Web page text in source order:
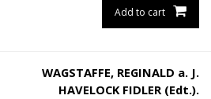
Add to cart
WAGSTAFFE, REGINALD a. J.
HAVELOCK FIDLER (Edt.).